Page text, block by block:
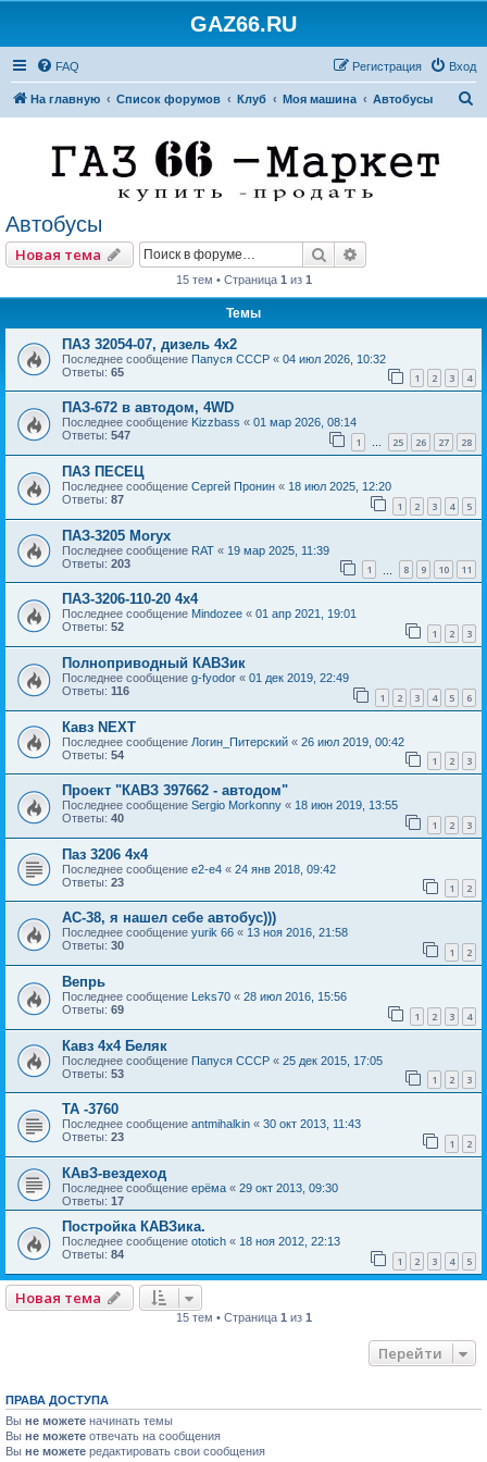
GAZ66.RU
FAQ Вход
Регистрация
На главную Список форумов Клуб Моя машина Автобусы
Автобусы
Новая тема Поиск
15 тем • Страница 1 из 1
Темы
ПАЗ 32054-07, дизель 4х2
Последнее сообщение Папуся СССР « 04 июл 2026, 10:32
Ответы: 65 1 2 3 4
ПАЗ-672 в автодом, 4WD
Последнее сообщение Kizzbass « 01 мар 2026, 08:14
Ответы: 547 1 … 25 26 27 28
ПАЗ ПЕСЕЦ
Последнее сообщение Сергей Пронин « 18 июл 2025, 12:20
Ответы: 87 1 2 3 4 5
ПАЗ-3205 Moryx
Последнее сообщение RAT « 19 мар 2025, 11:39
Ответы: 203 1 8 9 10 11
ПАЗ-3206-110-20 4х4
Последнее сообщение Mindozee « 01 апр 2021, 19:01
Ответы: 52 1 2 3
Полноприводный КАВЗик
Последнее сообщение g-fyodor « 01 дек 2019, 22:49
Ответы: 116 1 2 3 4 5 6
Кавз NEXT
Последнее сообщение Логин_Питерский « 26 июл 2019, 00:42
Ответы: 54 1 2 3
Проект "КАВЗ 397662 - автодом"
Последнее сообщение Sergio Morkonny « 18 июн 2019, 13:55
Ответы: 40 1 2 3
Паз 3206 4х4
Последнее сообщение e2-e4 « 24 янв 2018, 09:42
Ответы: 23 1 2
АС-38, я нашел себе автобус)))
Последнее сообщение yurik 66 « 13 ноя 2016, 21:58
Ответы: 30 1 2
Вепрь
Последнее сообщение Leks70 « 28 июл 2016, 15:56
Ответы: 69 1 2 3 4
Кавз 4х4 Беляк
Последнее сообщение Папуся СССР « 25 дек 2015, 17:05
Ответы: 53 1 2 3
ТА -3760
Последнее сообщение antmihalkin « 30 окт 2013, 11:43
Ответы: 23 1 2
КАвЗ-вездеход
Последнее сообщение ерёма « 29 окт 2013, 09:30
Ответы: 17
Постройка КАВЗика.
Последнее сообщение ototich « 18 ноя 2012, 22:13
Ответы: 84 1 2 3 4 5
Новая тема
15 тем • Страница 1 из 1
Перейти
ПРАВА ДОСТУПА
Вы не можете начинать темы
Вы не можете отвечать на сообщения
Вы не можете редактировать свои сообщения